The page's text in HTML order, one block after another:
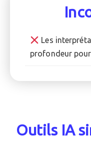
Les
profondeur
Outils IA